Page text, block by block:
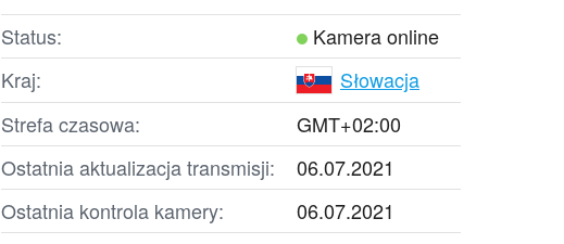
Status:
Kamera online
Kraj:
Słowacja
Strefa czasowa:
GMT+02:00
Ostatnia aktualizacja transmisji:
06.07.2021
Ostatnia kontrola kamery:
06.07.2021